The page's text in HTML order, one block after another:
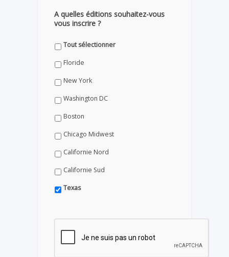
A quelles éditions souhaitez-vous
vous inscrire ?
Tout sélectionner
Floride
New York
Washington DC
Boston
Chicago Midwest
Californie Nord
Californie Sud
Texas